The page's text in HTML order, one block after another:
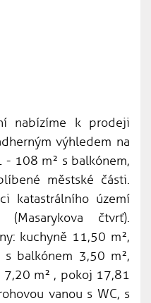
nabízíme k prodeji
výhledem na
108 m² s balkónem,
městské části.
katastrálního území
čtvrť).
kuchyně 11,50 m²,
balkónem 3,50 m²,
m² , pokoj 17,81
vanou s WC, s